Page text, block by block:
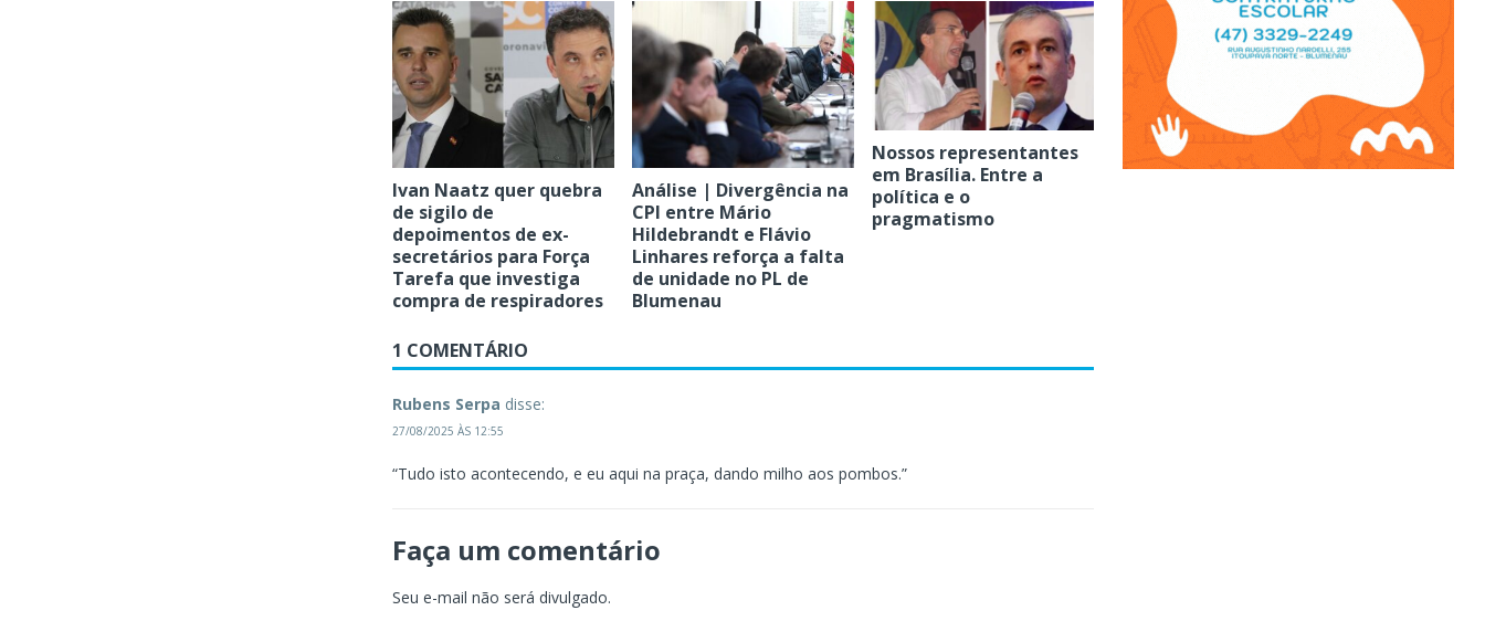
Ivan Naatz quer quebra
de sigilo de
depoimentos de ex-
secretários para Força
Tarefa que investiga
compra de respiradores
Análise | Divergência na
CPI entre Mário
Hildebrandt e Flávio
Linhares reforça a falta
de unidade no PL de
Blumenau
Nossos representantes
em Brasília. Entre a
política e o
pragmatismo
1 COMENTÁRIO
Rubens Serpa disse:
27/08/2025 ÀS 12:55
“Tudo isto acontecendo, e eu aqui na praça, dando milho aos pombos.”
Faça um comentário
Seu e-mail não será divulgado.